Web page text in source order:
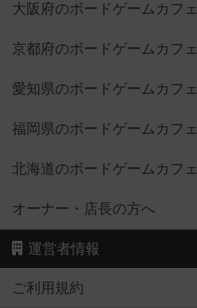
大阪府のボードゲームカフェ
京都府のボードゲームカフェ
愛知県のボードゲームカフェ
福岡県のボードゲームカフェ
北海道のボードゲームカフェ
オーナー・店長の方へ
運営者情報
ご利用規約